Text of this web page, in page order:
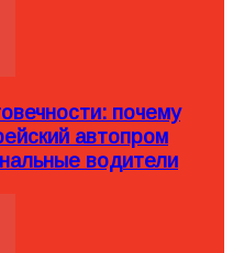
почему
автопром
водители